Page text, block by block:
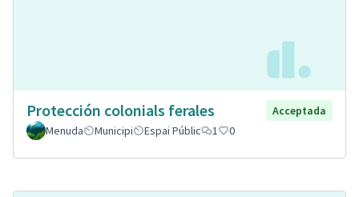
Protección colonials ferales
Acceptada
Menuda
Municipi Espai Públic 1 0